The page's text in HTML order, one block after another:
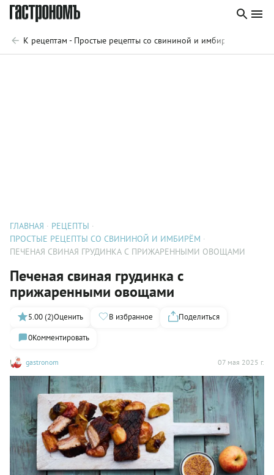
К рецептам - Простые рецепты со свининой и имбирём
ГЛАВНАЯ
РЕЦЕПТЫ
ПРОСТЫЕ РЕЦЕПТЫ СО СВИНИНОЙ И ИМБИРЁМ
ПЕЧЕНАЯ СВИНАЯ ГРУДИНКА С ПРИЖАРЕННЫМИ ОВОЩАМИ
Печеная свиная грудинка с
прижаренными овощами
gastronom 07 мая 2025 г.
5.00 (2)Оценить В избранное
Поделиться
0Комментировать